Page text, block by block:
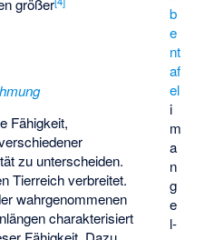
b
e
nt
af
el
i
m
a
n
g
e
l­
größer
Fähigkeit,
zu unterscheiden.
Tierreich verbreitet.
wahrgenommenen
charakterisiert